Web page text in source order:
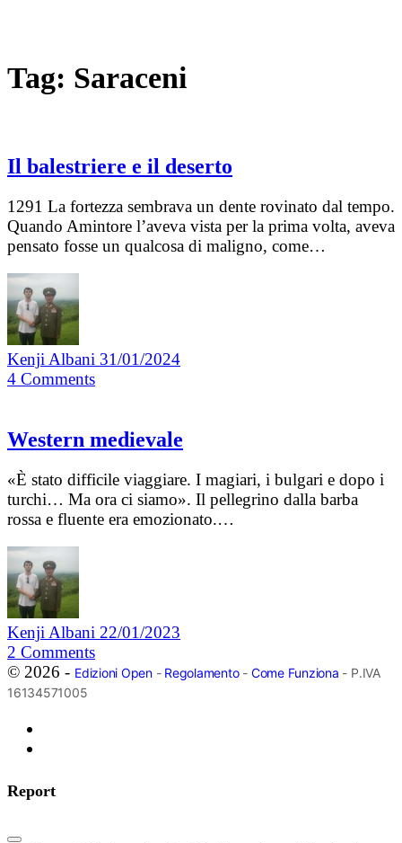
Tag: Saraceni
Il balestriere e il deserto
1291 La fortezza sembrava un dente rovinato dal tempo.
Quando Amintore l’aveva vista per la prima volta, aveva
pensato fosse un qualcosa di maligno, come…
Kenji Albani 31/01/2024
4 Comments
Western medievale
«È stato difficile viaggiare. I magiari, i bulgari e dopo i
turchi… Ma ora ci siamo». Il pellegrino dalla barba
rossa e fluente era emozionato.…
Kenji Albani 22/01/2023
2 Comments
© 2026 - Edizioni Open- Regolamento- Come Funziona - P.IVA
16134571005
Report